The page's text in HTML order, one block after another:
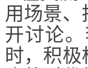
用场景
开讨论
时，积